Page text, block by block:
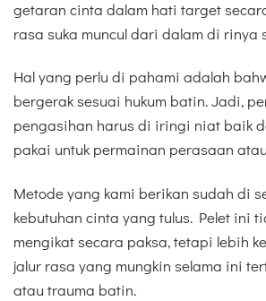
getaran cinta dalam hati target
rasa suka muncul dari dalam di rinya
Hal yang perlu di pahami adalah
bergerak sesuai hukum batin. Jadi,
pengasihan harus di iringi niat baik
pakai untuk permainan perasaan
Metode yang kami berikan sudah di
kebutuhan cinta yang tulus. Pelet ini
mengikat secara paksa, tetapi lebih
jalur rasa yang mungkin selama ini
atau trauma batin.